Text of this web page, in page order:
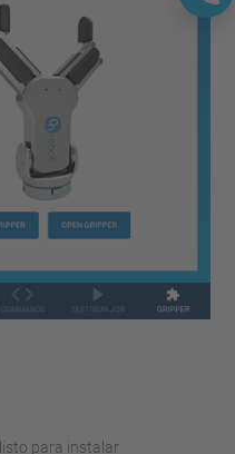
para instalar